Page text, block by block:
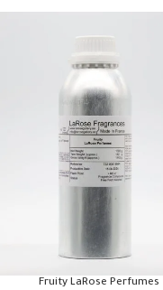
Fruity LaRose Perfumes